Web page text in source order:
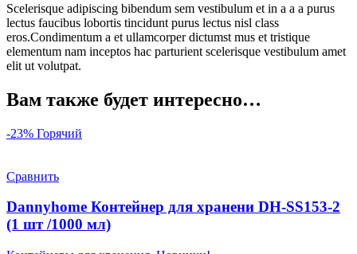
Scelerisque adipiscing bibendum sem vestibulum et in a a a purus
lectus faucibus lobortis tincidunt purus lectus nisl class
eros.Condimentum a et ullamcorper dictumst mus et tristique
elementum nam inceptos hac parturient scelerisque vestibulum amet
elit ut volutpat.
Вам также будет интересно…
-23% Горячий
Сравнить
Dannyhome Контейнер для хранени DH-SS153-2
(1 шт /1000 мл)